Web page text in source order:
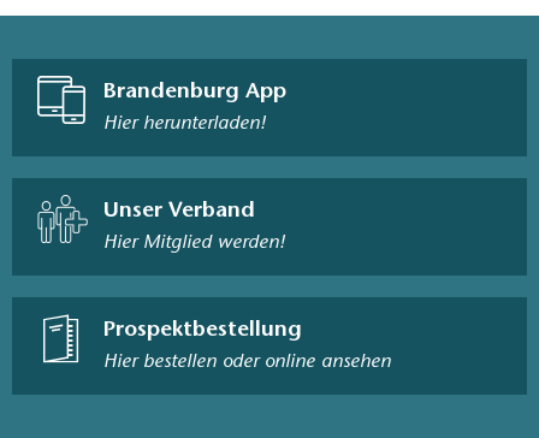
Brandenburg App
Hier herunterladen!
Unser Verband
Hier Mitglied werden!
Prospektbestellung
Hier bestellen oder online ansehen